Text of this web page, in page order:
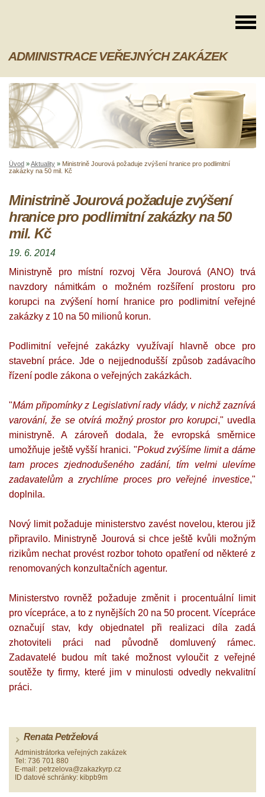
ADMINISTRACE VEŘEJNÝCH ZAKÁZEK
Úvod »Aktuality » Ministrině Jourová požaduje zvýšení hranice pro podlimitní
zakázky na 50 mil. Kč
Ministrině Jourová požaduje zvýšení
hranice pro podlimitní zakázky na 50
mil. Kč
19. 6. 2014
Ministryně pro místní rozvoj Věra Jourová (ANO) trvá
navzdory námitkám o možném rozšíření prostoru pro
korupci na zvýšení horní hranice pro podlimitní veřejné
zakázky z 10 na 50 milionů korun.
Podlimitní veřejné zakázky využívají hlavně obce pro
stavební práce. Jde o nejjednodušší způsob zadávacího
řízení podle zákona o veřejných zakázkách.
"Mám připomínky z Legislativní rady vlády, v nichž zaznívá
varování, že se otvírá možný prostor pro korupci," uvedla
ministryně. A zároveň dodala, že evropská směrnice
umožňuje ještě vyšší hranici. "Pokud zvýšíme limit a dáme
tam proces zjednodušeného zadání, tím velmi ulevíme
zadavatelům a zrychlíme proces pro veřejné investice,"
doplnila.
Nový limit požaduje ministerstvo zavést novelou, kterou již
připravilo. Ministryně Jourová si chce ještě kvůli možným
rizikům nechat provést rozbor tohoto opatření od některé z
renomovaných konzultačních agentur.
Ministerstvo rovněž požaduje změnit i procentuální limit
pro vícepráce, a to z nynějších 20 na 50 procent. Vícepráce
označují stav, kdy objednatel při realizaci díla zadá
zhotoviteli práci nad původně domluvený rámec.
Zadavatelé budou mít také možnost vyloučit z veřejné
soutěže ty firmy, které jim v minulosti odvedly nekvalitní
práci.
Renata Petrželová
Administrátorka veřejných zakázek
Tel: 736 701 880
E-mail: petrzelova@zakazkyrp.cz
ID datové schránky: kibpb9m